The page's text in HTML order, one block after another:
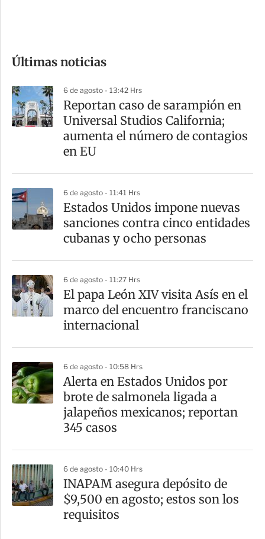
m
a
r
t
Últimas noticias
6 de agosto - 13:42 Hrs
Reportan caso de sarampión en
Universal Studios California;
aumenta el número de contagios
en EU
6 de agosto - 11:41 Hrs
Estados Unidos impone nuevas
sanciones contra cinco entidades
cubanas y ocho personas
6 de agosto - 11:27 Hrs
El papa León XIV visita Asís en el
marco del encuentro franciscano
internacional
6 de agosto - 10:58 Hrs
Alerta en Estados Unidos por
brote de salmonela ligada a
jalapeños mexicanos; reportan
345 casos
6 de agosto - 10:40 Hrs
INAPAM asegura depósito de
$9,500 en agosto; estos son los
requisitos